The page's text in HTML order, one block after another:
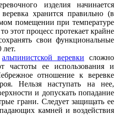
изделия начинается
хранится правильно (в
помещении при температуре
этот процесс протекает крайне
свои функциональные
лет.
альпинистской веревки сложно
частоты ее использования и
отношение к веревке
Нельзя наступать на нее,
и допускать попадание
грани. Следует защищать ее
камней и воздействия